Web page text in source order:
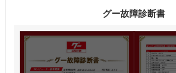
グー故障診断書